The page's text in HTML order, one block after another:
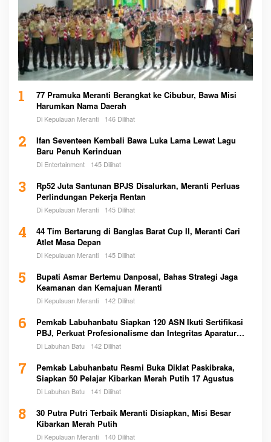
1
77 Pramuka Meranti Berangkat ke Cibubur, Bawa Misi
Harumkan Nama Daerah
Di Kepulauan Meranti 146 Dilihat
2
Ifan Seventeen Kembali Bawa Luka Lama Lewat Lagu
Baru Penuh Kerinduan
Di Entertainment 145 Dilihat
3
Rp52 Juta Santunan BPJS Disalurkan, Meranti Perluas
Perlindungan Pekerja Rentan
Di Kepulauan Meranti 145 Dilihat
4
44 Tim Bertarung di Banglas Barat Cup II, Meranti Cari
Atlet Masa Depan
Di Kepulauan Meranti 145 Dilihat
5
Bupati Asmar Bertemu Danposal, Bahas Strategi Jaga
Keamanan dan Kemajuan Meranti
Di Kepulauan Meranti 142 Dilihat
6
Pemkab Labuhanbatu Siapkan 120 ASN Ikuti Sertifikasi
PBJ, Perkuat Profesionalisme dan Integritas Aparatur
Pemerintah
Di Labuhan Batu 142 Dilihat
7
Pemkab Labuhanbatu Resmi Buka Diklat Paskibraka,
Siapkan 50 Pelajar Kibarkan Merah Putih 17 Agustus
Di Labuhan Batu 141 Dilihat
8
30 Putra Putri Terbaik Meranti Disiapkan, Misi Besar
Kibarkan Merah Putih
Di Kepulauan Meranti 140 Dilihat